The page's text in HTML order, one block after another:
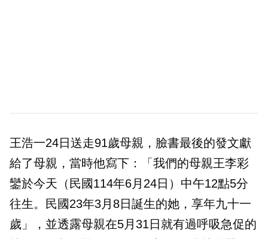
王浩一24日送走91歲母親，臉書最後的發文獻
給了母親，當時他寫下：「我們的母親王李彩
鑾於今天（民國114年6月24日）中午12點5分
往生。民國23年3月8日誕生的她，享年九十一
歲」，並透露母親在5月31日就有過呼吸急促的